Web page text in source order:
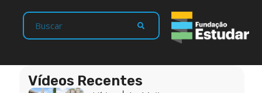
Vídeos Recentes